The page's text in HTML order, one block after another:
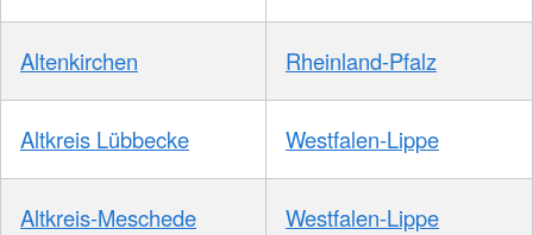
Altenkirchen Rheinland-Pfalz
Altkreis Lübbecke Westfalen-Lippe
Altkreis-Meschede Westfalen-Lippe